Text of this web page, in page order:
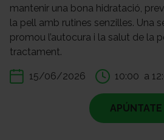
mantenir una bona hidratació,
la pell amb rutines senzilles. Una
promou l’autocura i la salut de la
tractament.
15/06/2026 10:00 a
APÚNTATE